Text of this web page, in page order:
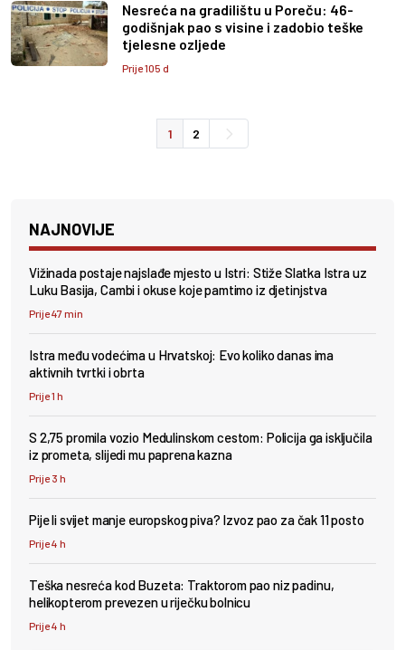
Nesreća na gradilištu u Poreču: 46-
godišnjak pao s visine i zadobio teške
tjelesne ozljede
Prije 105 d
1 2
NAJNOVIJE
Vižinada postaje najslađe mjesto u Istri: Stiže Slatka Istra uz
Luku Basija, Cambi i okuse koje pamtimo iz djetinjstva
Prije 47 min
Istra među vodećima u Hrvatskoj: Evo koliko danas ima
aktivnih tvrtki i obrta
Prije 1 h
S 2,75 promila vozio Medulinskom cestom: Policija ga isključila
iz prometa, slijedi mu paprena kazna
Prije 3 h
Pije li svijet manje europskog piva? Izvoz pao za čak 11 posto
Prije 4 h
Teška nesreća kod Buzeta: Traktorom pao niz padinu,
helikopterom prevezen u riječku bolnicu
Prije 4 h